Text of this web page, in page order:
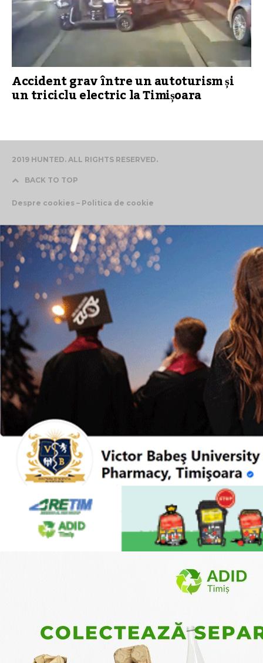
Accident grav între un autoturism și
un triciclu electric la Timișoara
2019 HUNTED. ALL RIGHTS RESERVED.
BACK TO TOP
Despre cookies – Politica de cookie